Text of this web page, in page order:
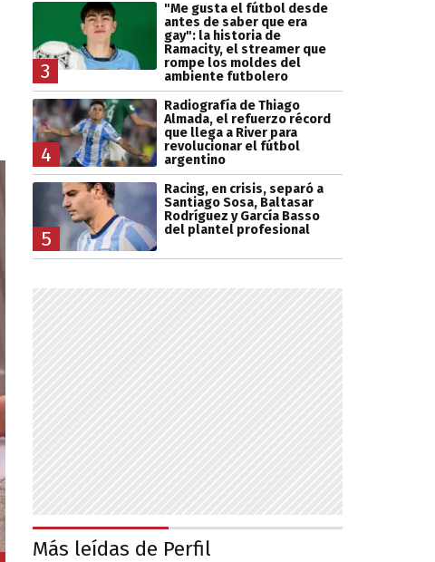
3
"Me gusta el fútbol desde
antes de saber que era
gay": la historia de
Ramacity, el streamer que
rompe los moldes del
ambiente futbolero
4
Radiografía de Thiago
Almada, el refuerzo récord
que llega a River para
revolucionar el fútbol
argentino
5
Racing, en crisis, separó a
Santiago Sosa, Baltasar
Rodríguez y García Basso
del plantel profesional
Más leídas de Perfil